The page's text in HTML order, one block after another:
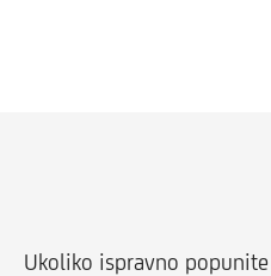
Ukoliko ispravno